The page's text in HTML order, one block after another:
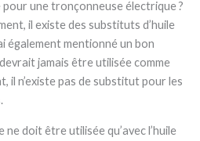
pour une tronçonneuse électrique ?
il existe des substituts d’huile
également mentionné un bon
jamais être utilisée comme
il n’existe pas de substitut pour les
doit être utilisée qu’avec l’huile